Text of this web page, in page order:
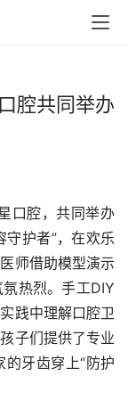
腔共同举办
口腔，共同举办
守护者”，在欢乐
师借助模型演示
热烈。手工DIY
践中理解口腔卫
子们提供了专业
牙齿穿上“防护